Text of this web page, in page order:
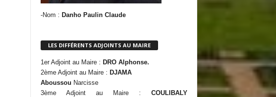
-Nom : Danho Paulin Claude
LES DIFFÉRENTS ADJOINTS AU MAIRE
1er Adjoint au Maire : DRO Alphonse.
2ème Adjoint au Maire : DJAMA
Aboussou Narcisse
3ème Adjoint au Maire : COULIBALY